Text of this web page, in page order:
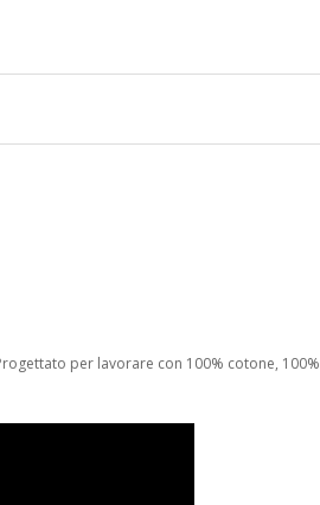
per lavorare con 100% cotone, 100%